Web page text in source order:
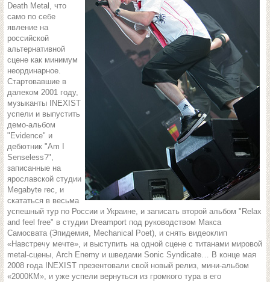
Death Metal, что
само по себе
явление на
российской
альтернативной
сцене как минимум
неординарное.
Стартовавшие в
далеком 2001 году,
музыканты INEXIST
успели и выпустить
демо-альбом
"Evidence" и
дебютник "Am I
Senseless?",
записанные на
ярославской студии
Megabyte rec, и
скататься в весьма
успешный тур по России и Украине, и записать второй альбом "Relax
and feel free" в студии Dreamport под руководством Макса
Самосвата (Эпидемия, Mechanical Poet), и снять видеоклип
«Навстречу мечте», и выступить на одной сцене с титанами мировой
metal-сцены, Arch Enemy и шведами Sonic Syndicate… В конце мая
2008 года INEXIST презентовали свой новый релиз, мини-альбом
«2000КМ», и уже успели вернуться из громкого тура в его